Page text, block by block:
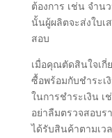
ต้องการ เช่น จำ
นั้นผู้ผลิตจะส่งใบเ
สอบ
เมื่อคุณตัดสินใจเ
ซื้อพร้อมกับชำระเ
ในการชำระเงิน เ
อย่าลืมตรวจสอบร
ได้รับสินค้าตามเว